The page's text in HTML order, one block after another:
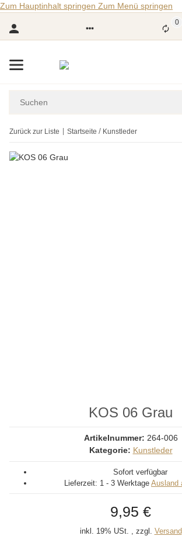
Zum Hauptinhalt springen Zum Menü springen
0
Zurück zur Liste Startseite Kunstleder
KOS 06 Grau
Artikelnummer: 264-006
Kategorie: Kunstleder
Sofort verfügbar
Lieferzeit: 1 - 3 Werktage Ausland
9,95 €
inkl. 19% USt. , zzgl. Versand